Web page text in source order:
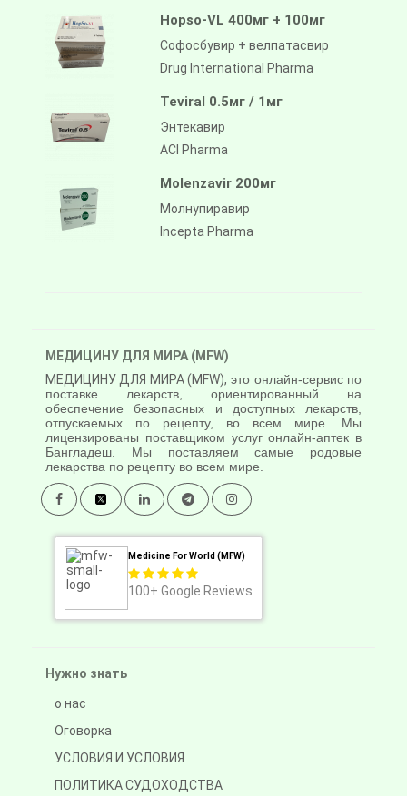
Hopso-VL 400мг + 100мг
Софосбувир + велпатасвир
Drug International Pharma
Teviral 0.5мг / 1мг
Энтекавир
ACI Pharma
Molenzavir 200мг
Молнупиравир
Incepta Pharma
МЕДИЦИНУ ДЛЯ МИРА (MFW)
МЕДИЦИНУ ДЛЯ МИРА (MFW), это онлайн-сервис по
поставке лекарств, ориентированный на
обеспечение безопасных и доступных лекарств,
отпускаемых по рецепту, во всем мире. Мы
лицензированы поставщиком услуг онлайн-аптек в
Бангладеш. Мы поставляем самые родовые
лекарства по рецепту во всем мире.
Medicine For World (MFW)
100+ Google Reviews
Нужно знать
о нас
Оговорка
УСЛОВИЯ И УСЛОВИЯ
ПОЛИТИКА СУДОХОДСТВА